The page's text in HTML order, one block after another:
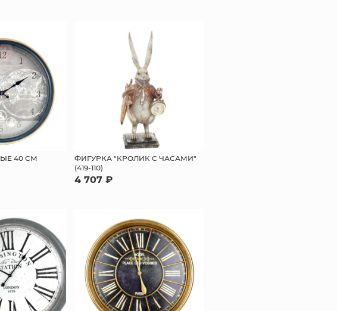
40 СМ
ФИГУРКА "КРОЛИК С ЧАСАМИ"
(419-110)
4 707 ₽